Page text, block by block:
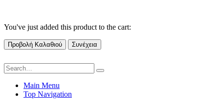
You've just added this product to the cart:
Προβολή Καλαθιού Συνέχεια
Main Menu
Top Navigation